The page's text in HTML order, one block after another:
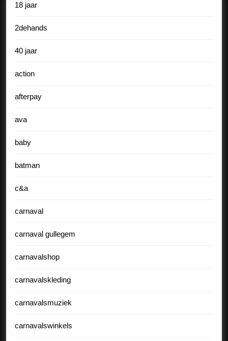
18 jaar
2dehands
40 jaar
action
afterpay
ava
baby
batman
c&a
carnaval
carnaval gullegem
carnavalshop
carnavalskleding
carnavalsmuziek
carnavalswinkels